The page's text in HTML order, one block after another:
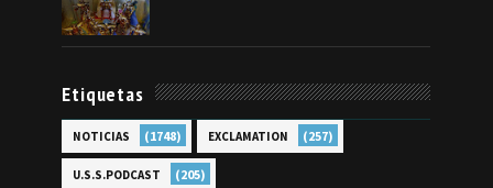
Etiquetas
NOTICIAS (1748) EXCLAMATION (257)
U.S.S.PODCAST (205)